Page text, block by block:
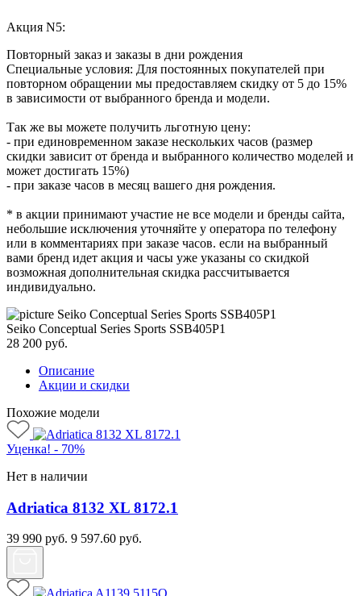
Акция N5:
Повторный заказ и заказы в дни рождения
Специальные условия: Для постоянных покупателей при
повторном обращении мы предоставляем скидку от 5 до 15%
в зависимости от выбранного бренда и модели.
Так же вы можете получить льготную цену:
- при единовременном заказе нескольких часов (размер
скидки зависит от бренда и выбранного количество моделей и
может достигать 15%)
- при заказе часов в месяц вашего дня рождения.
* в акции принимают участие не все модели и бренды сайта,
небольшие исключения уточняйте у оператора по телефону
или в комментариях при заказе часов. если на выбранный
вами бренд идет акция и часы уже указаны со скидкой
возможная дополнительная скидка рассчитывается
индивидуально.
Seiko Conceptual Series Sports SSB405P1
28 200 руб.
Описание
Акции и скидки
Похожие модели
Уценка! - 70%
Нет в наличии
Adriatica 8132 XL 8172.1
39 990 руб. 9 597.60 руб.